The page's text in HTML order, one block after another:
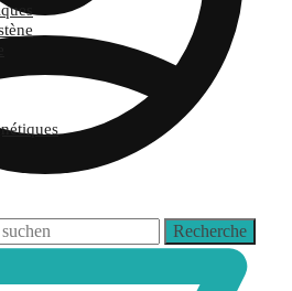
Recherche